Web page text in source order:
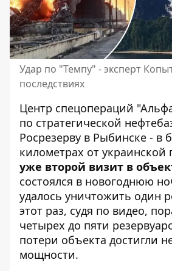
Удар по "Темпу" - эксперт
последствиях
Центр спецопераций
по стратегической
Росрезерву в Рыбинске - в
километрах от украинской
уже второй визит в
состоялся в новогоднюю
удалось уничтожить один
этот раз, судя по видео,
четырех до пяти
потери объекта достигли
мощности.